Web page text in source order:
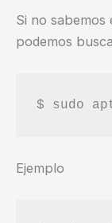
Si no
podemos
Ejemplo